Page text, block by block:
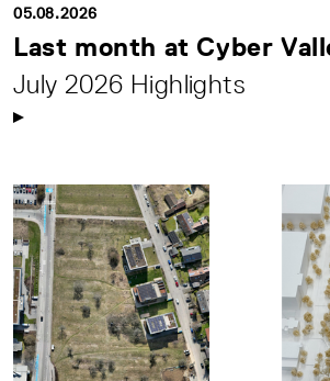
05.08.2026
Last month at Cyber
July 2026 Highlights